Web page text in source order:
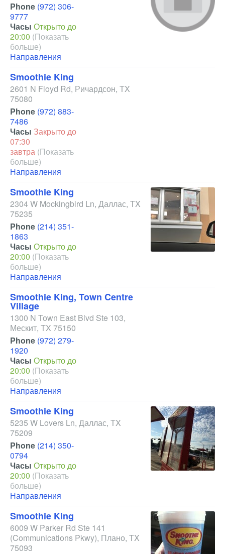
Phone (972) 306-
9777
Часы Открыто до
20:00 (Показать
больше)
Направления
Smoothie King
2601 N Floyd Rd, Ричардсон, TX
75080
Phone (972) 883-
7486
Часы Закрыто до
07:30
завтра (Показать
больше)
Направления
Smoothie King
2304 W Mockingbird Ln, Даллас, TX
75235
Phone (214) 351-
1863
Часы Открыто до
20:00 (Показать
больше)
Направления
Smoothie King, Town Centre
Village
1300 N Town East Blvd Ste 103,
Мескит, TX 75150
Phone (972) 279-
1920
Часы Открыто до
20:00 (Показать
больше)
Направления
Smoothie King
5235 W Lovers Ln, Даллас, TX
75209
Phone (214) 350-
0794
Часы Открыто до
20:00 (Показать
больше)
Направления
Smoothie King
6009 W Parker Rd Ste 141
(Communications Pkwy), Плано, TX
75093